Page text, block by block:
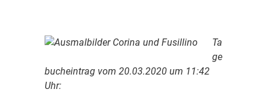
Ta
ge
bucheintrag vom 20.03.2020 um 11:42
Uhr: